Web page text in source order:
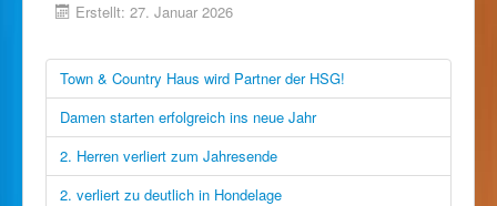
Erstellt: 27. Januar 2026
Town & Country Haus wird Partner der HSG!
Damen starten erfolgreich ins neue Jahr
2. Herren verliert zum Jahresende
2. verliert zu deutlich in Hondelage